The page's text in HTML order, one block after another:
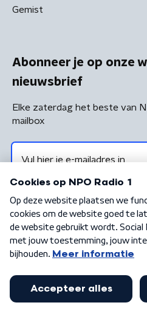
Gemist
Abonneer je op onze
nieuwsbrief
Elke zaterdag het beste van
mailbox
Algemene voorwaarden